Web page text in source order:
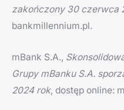
zakończony 30 czerwca
bankmillennium.pl.
mBank S.A.,
Grupy mBanku S.A.
2024 rok, dostęp online: